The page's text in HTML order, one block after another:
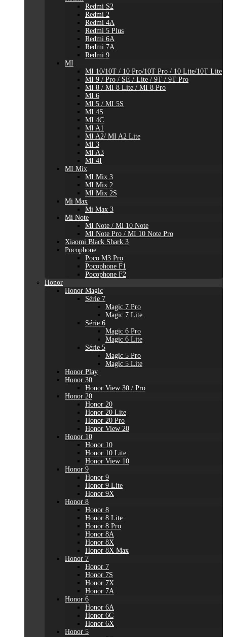
Redmi S2
Redmi 2
Redmi 4A
Redmi 5 Plus
Redmi 6A
Redmi 7A
Redmi 9
MI
MI 10/10T / 10 Pro/10T Pro / 10 Lite/10T Lite
MI 9 / Pro / SE / Lite / 9T / 9T Pro
MI 8 / MI 8 Lite / MI 8 Pro
MI 6
MI 5 / MI 5S
MI 4S
MI 4C
MI A1
MI A2/ MI A2 Lite
MI 3
MI A3
MI 4I
MI Mix
MI Mix 3
MI Mix 2
MI Mix 2S
Mi Max
Mi Max 3
Mi Note
MI Note / Mi 10 Note
MI Note Pro / MI 10 Note Pro
Xiaomi Black Shark 3
Pocophone
Poco M3 Pro
Pocophone F1
Pocophone F2
Honor
Honor Magic
Série 7
Magic 7 Pro
Magic 7 Lite
Série 6
Magic 6 Pro
Magic 6 Lite
Série 5
Magic 5 Pro
Magic 5 Lite
Honor Play
Honor 30
Honor View 30 / Pro
Honor 20
Honor 20
Honor 20 Lite
Honor 20 Pro
Honor View 20
Honor 10
Honor 10
Honor 10 Lite
Honor View 10
Honor 9
Honor 9
Honor 9 Lite
Honor 9X
Honor 8
Honor 8
Honor 8 Lite
Honor 8 Pro
Honor 8A
Honor 8X
Honor 8X Max
Honor 7
Honor 7
Honor 7S
Honor 7X
Honor 7A
Honor 6
Honor 6A
Honor 6C
Honor 6X
Honor 5